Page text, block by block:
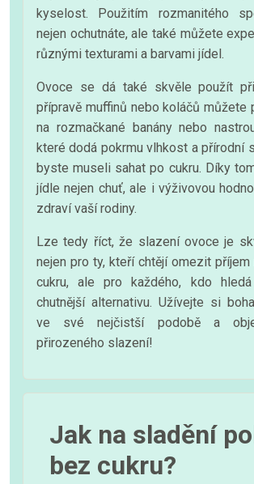
kyselost. Použitím rozmanitého
nejen ochutnáte, ale také můžete
různými texturami a barvami jídel.
Ovoce se dá také skvěle použít
přípravě muffinů nebo koláčů můžete
na rozmačkané banány nebo
které dodá pokrmu vlhkost a přírodní
byste museli sahat po cukru. Díky
jídle nejen chuť, ale i výživovou
zdraví vaší rodiny.
Lze tedy říct, že slazení ovoce je
nejen pro ty, kteří chtějí omezit příjem
cukru, ale pro každého, kdo
chutnější alternativu. Užívejte si
ve své nejčistší podobě a
přirozeného slazení!
Jak na sladění
bez cukru?